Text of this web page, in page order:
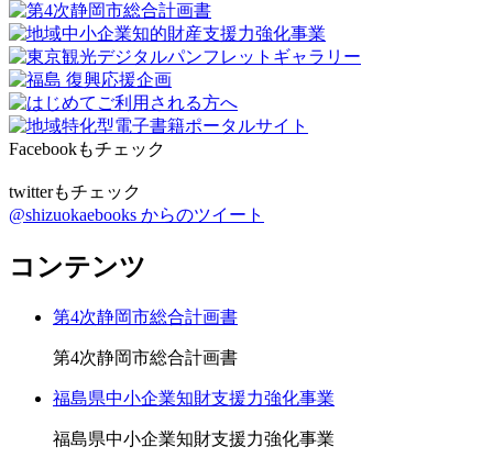
Facebookもチェック
twitterもチェック
@shizuokaebooks からのツイート
コンテンツ
第4次静岡市総合計画書
第4次静岡市総合計画書
福島県中小企業知財支援力強化事業
福島県中小企業知財支援力強化事業